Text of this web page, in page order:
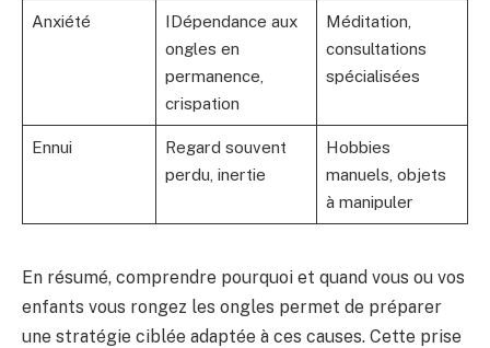
Anxiété
IDépendance aux
ongles en
permanence,
crispation
Méditation,
consultations
spécialisées
Ennui
Regard souvent
perdu, inertie
Hobbies
manuels, objets
à manipuler
En résumé, comprendre pourquoi et quand vous ou vos
enfants vous rongez les ongles permet de préparer
une stratégie ciblée adaptée à ces causes. Cette prise